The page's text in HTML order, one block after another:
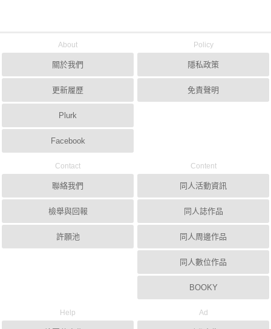
About
關於我們
更新履歷
Plurk
Facebook
Policy
隱私政策
免責聲明
Contact
聯絡我們
檢舉與回報
許願池
Content
同人活動資訊
同人誌作品
同人周邊作品
同人數位作品
BOOKY
Help Ad